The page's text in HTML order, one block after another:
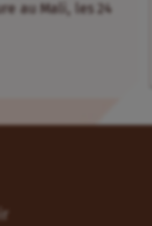
au Mali, les 24